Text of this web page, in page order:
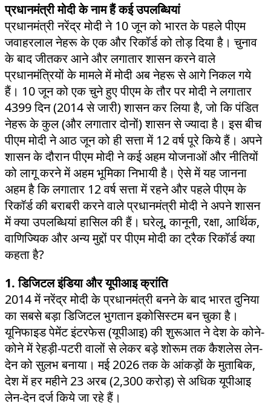
प्रधानमंत्री मोदी के नाम हैं कई उपलब्धियां
प्रधानमंत्री नरेंद्र मोदी ने 10 जून को भारत के पहले पीएम
जवाहरलाल नेहरू के एक और रिकॉर्ड को तोड़ दिया है। चुनाव
के बाद जीतकर आने और लगातार शासन करने वाले
प्रधानमंत्रियों के मामले में मोदी अब नेहरू से आगे निकल गये
हैं। 10 जून को एक चुने हुए पीएम के तौर पर मोदी ने लगातार
4399 दिन (2014 से जारी) शासन कर लिया है, जो कि पंडित
नेहरू के कुल (और लगातार दोनों) शासन से ज्यादा है। इस बीच
पीएम मोदी ने आठ जून को ही सत्ता में 12 वर्ष पूरे किये हैं। अपने
शासन के दौरान पीएम मोदी ने कई अहम योजनाओं और नीतियों
को लागू करने में अहम भूमिका निभायी है। ऐसे में यह जानना
अहम है कि लगातार 12 वर्ष सत्ता में रहने और पहले पीएम के
रिकॉर्ड की बराबरी करने वाले प्रधानमंत्री मोदी ने अपने शासन
में क्या उपलब्धियां हासिल की हैं। घरेलू, कानूनी, रक्षा, आर्थिक,
वाणिज्यिक और अन्य मुद्दों पर पीएम मोदी का ट्रैक रिकॉर्ड क्या
कहता है?
1. डिजिटल इंडिया और यूपीआइ क्रांति
2014 में नरेंद्र मोदी के प्रधानमंत्री बनने के बाद भारत दुनिया
का सबसे बड़ा डिजिटल भुगतान इकोसिस्टम बन चुका है।
यूनिफाइड पेमेंट इंटरफेस (यूपीआइ) की शुरूआत ने देश के कोने-
कोने में रेहड़ी-पटरी वालों से लेकर बड़े शोरूम तक कैशलेस लेन-
देन को सुलभ बनाया। मई 2026 तक के आंकड़ों के मुताबिक,
देश में हर महीने 23 अरब (2,300 करोड़) से अधिक यूपीआइ
लेन-देन दर्ज किये जा रहे हैं।